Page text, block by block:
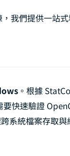
Discord 伺服器串接
Windows 完全移除
我們提供一站式
。根據
快速驗證
系統檔案存取